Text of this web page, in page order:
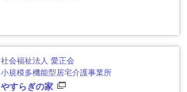
社会福祉法人 愛正会
小規模多機能型居宅介護事業所
やすらぎの家